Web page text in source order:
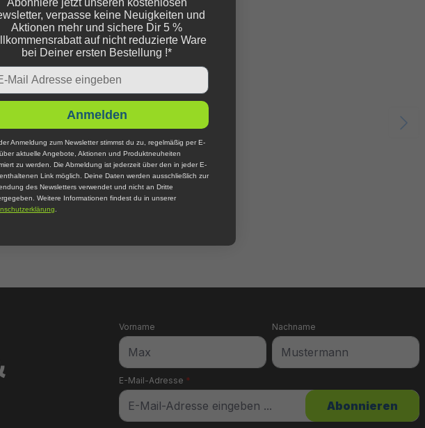
E-Mail-Adresse *
Vorname Nachname
Abonnieren
Abonniere jetzt unseren kostenlosen
verpasse keine Neuigkeiten und
Aktionen mehr und sichere Dir 5 %
auf nicht reduzierte Ware
bei Deiner ersten Bestellung !*
Anmelden
Anmeldung zum Newsletter stimmst du zu, regelmäßig per E-
aktuelle Angebote, Aktionen und Produktneuheiten
zu werden. Die Abmeldung ist jederzeit über den in jeder E-
Link möglich. Deine Daten werden ausschließlich zur
des Newsletters verwendet und nicht an Dritte
Weitere Informationen findest du in unserer